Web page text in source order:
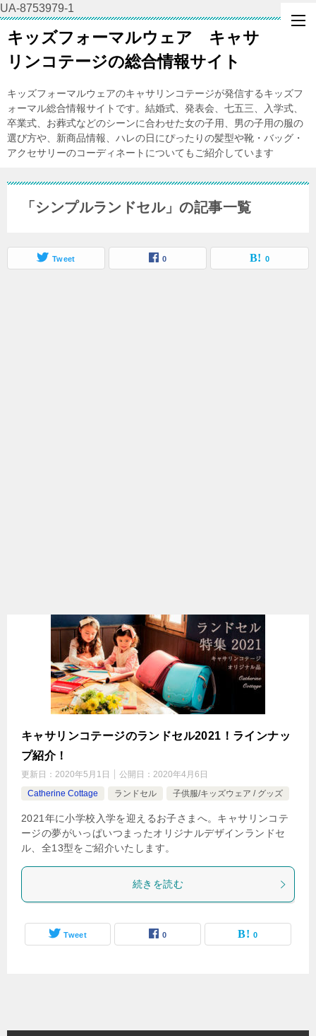
UA-8753979-1
キッズフォーマルウェア キャサ
リンコテージの総合情報サイト
キッズフォーマルウェアのキャサリンコテージが発信するキッズフ
ォーマル総合情報サイトです。結婚式、発表会、七五三、入学式、
卒業式、お葬式などのシーンに合わせた女の子用、男の子用の服の
選び方や、新商品情報、ハレの日にぴったりの髪型や靴・バッグ・
アクセサリーのコーディネートについてもご紹介しています
「シンプルランドセル」の記事一覧
Tweet 0 0
キャサリンコテージのランドセル2021！ラインナッ
プ紹介！
更新日： 2020年5月1日 公開日： 2020年4月6日
Catherine Cottage
ランドセル 子供服/キッズウェア / グッズ
2021年に小学校入学を迎えるお子さまへ。キャサリンコテ
ージの夢がいっぱいつまったオリジナルデザインランドセ
ル、全13型をご紹介いたします。
続きを読む
Tweet 0 0